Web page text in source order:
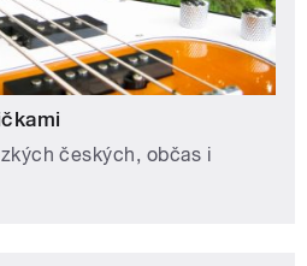
českých, občas i